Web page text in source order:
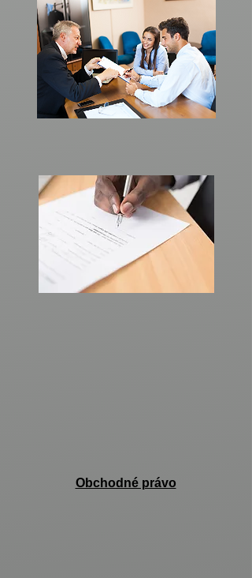
Obchodné právo